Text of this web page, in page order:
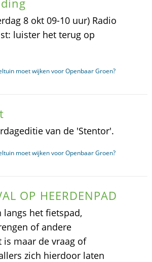
8 okt 09-10 uur) Radio
luister het terug op
moet wijken voor Openbaar Groen?
van de 'Stentor'.
moet wijken voor Openbaar Groen?
OP HEERDENPAD
langs het fietspad,
of andere
is maar de vraag of
zich hierdoor laten